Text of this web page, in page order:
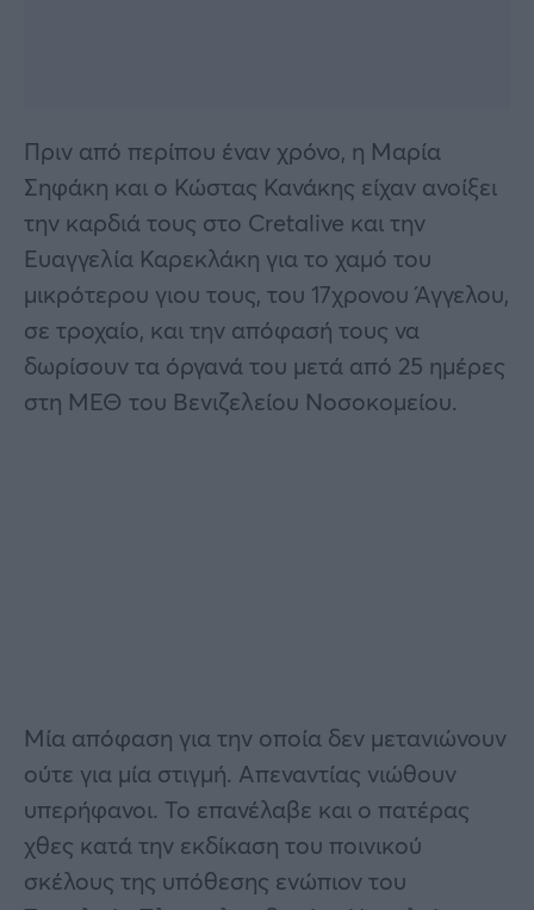
Πριν από περίπου έναν χρόνο, η Μαρία
Σηφάκη και ο Κώστας Κανάκης είχαν ανοίξει
την καρδιά τους στο Cretalive και την
Ευαγγελία Καρεκλάκη για το χαμό του
μικρότερου γιου τους, του 17χρονου Άγγελου,
σε τροχαίο, και την απόφασή τους να
δωρίσουν τα όργανά του μετά από 25 ημέρες
στη ΜΕΘ του Βενιζελείου Νοσοκομείου.
Μία απόφαση για την οποία δεν μετανιώνουν
ούτε για μία στιγμή. Απεναντίας νιώθουν
υπερήφανοι. Το επανέλαβε και ο πατέρας
χθες κατά την εκδίκαση του ποινικού
σκέλους της υπόθεσης ενώπιον του